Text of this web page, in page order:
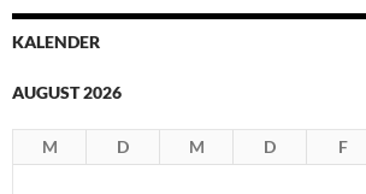
KALENDER
AUGUST 2026
M D M D F